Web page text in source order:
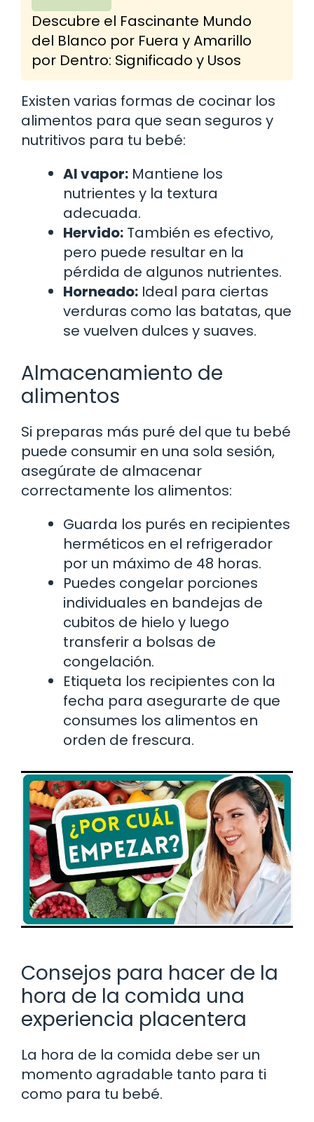
Descubre el Fascinante Mundo
del Blanco por Fuera y Amarillo
por Dentro: Significado y Usos
Existen varias formas de cocinar los
alimentos para que sean seguros y
nutritivos para tu bebé:
Al vapor: Mantiene los
nutrientes y la textura
adecuada.
Hervido: También es efectivo,
pero puede resultar en la
pérdida de algunos nutrientes.
Horneado: Ideal para ciertas
verduras como las batatas, que
se vuelven dulces y suaves.
Almacenamiento de
alimentos
Si preparas más puré del que tu bebé
puede consumir en una sola sesión,
asegúrate de almacenar
correctamente los alimentos:
Guarda los purés en recipientes
herméticos en el refrigerador
por un máximo de 48 horas.
Puedes congelar porciones
individuales en bandejas de
cubitos de hielo y luego
transferir a bolsas de
congelación.
Etiqueta los recipientes con la
fecha para asegurarte de que
consumes los alimentos en
orden de frescura.
Consejos para hacer de la
hora de la comida una
experiencia placentera
La hora de la comida debe ser un
momento agradable tanto para ti
como para tu bebé.